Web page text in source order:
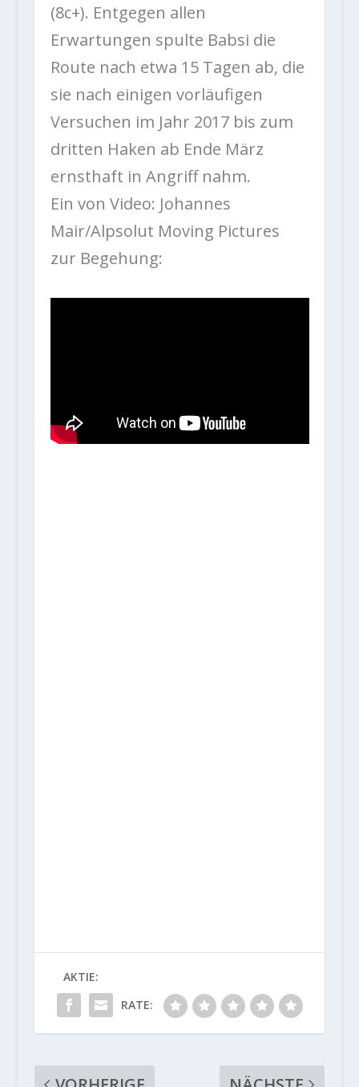
(8c+). Entgegen allen
Erwartungen spulte Babsi die
Route nach etwa 15 Tagen ab, die
sie nach einigen vorläufigen
Versuchen im Jahr 2017 bis zum
dritten Haken ab Ende März
ernsthaft in Angriff nahm.
Ein von Video: Johannes
Mair/Alpsolut Moving Pictures
zur Begehung:
AKTIE:
RATE: